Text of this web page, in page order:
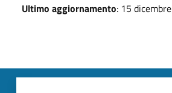
Ultimo aggiornamento: 15